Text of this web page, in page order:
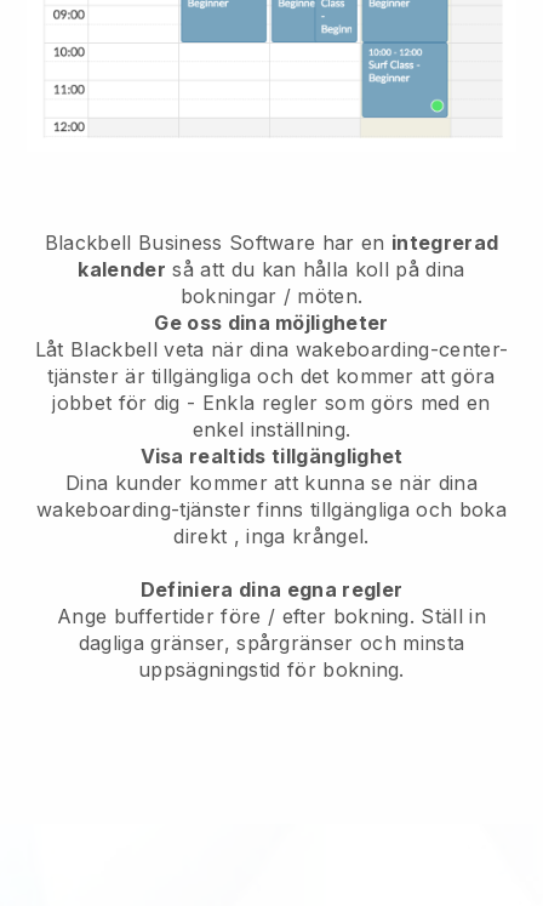
Blackbell Business Software har en integrerad
kalender så att du kan hålla koll på dina
bokningar / möten.
Ge oss dina möjligheter
Låt Blackbell veta när dina wakeboarding-center-
tjänster är tillgängliga och det kommer att göra
jobbet för dig - Enkla regler som görs med en
enkel inställning.
Visa realtids tillgänglighet
Dina kunder kommer att kunna se när dina
wakeboarding-tjänster finns tillgängliga och boka
direkt , inga krångel.
Definiera dina egna regler
Ange buffertider före / efter bokning. Ställ in
dagliga gränser, spårgränser och minsta
uppsägningstid för bokning.